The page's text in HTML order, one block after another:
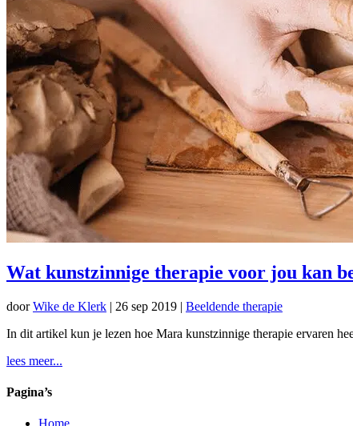
Wat kunstzinnige therapie voor jou kan
doorWike de Klerk | 26 sep 2019 | Beeldende therapie
In dit artikel kun je lezen hoe Mara kunstzinnige therapie ervaren
lees meer...
Pagina’s